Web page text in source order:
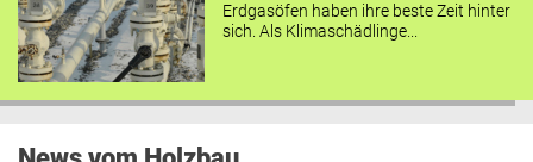
Erdgasöfen haben ihre beste Zeit hinter
sich. Als Klimaschädlinge...